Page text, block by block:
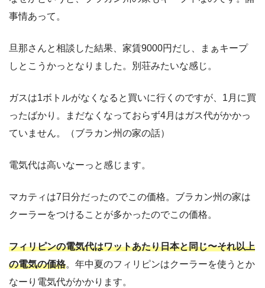
事情あって。
旦那さんと相談した結果、家賃9000円だし、まぁキープ
しとこうかっとなりました。別荘みたいな感じ。
ガスは1ボトルがなくなると買いに行くのですが、1月に買
ったばかり。まだなくなっておらず4月はガス代がかかっ
ていません。（ブラカン州の家の話）
電気代は高いなーっと感じます。
マカティは7日分だったのでこの価格。ブラカン州の家は
クーラーをつけることが多かったのでこの価格。
フィリピンの電気代はワットあたり日本と同じ〜それ以上
の電気の価格。年中夏のフィリピンはクーラーを使うとか
なーり電気代がかかります。